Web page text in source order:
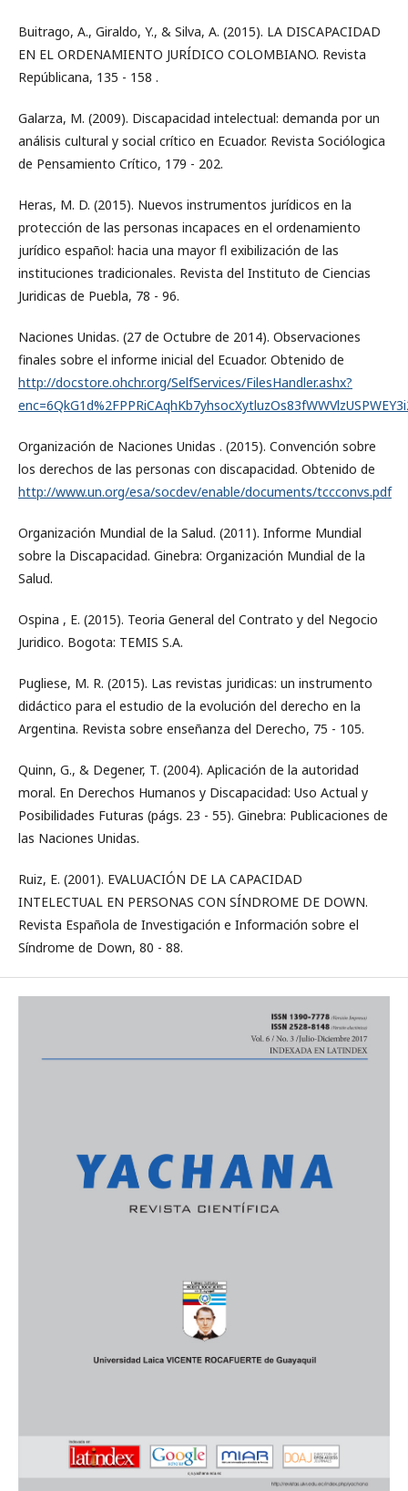
Buitrago, A., Giraldo, Y., & Silva, A. (2015). LA DISCAPACIDAD
EN EL ORDENAMIENTO JURÍDICO COLOMBIANO. Revista
Repúblicana, 135 - 158 .
Galarza, M. (2009). Discapacidad intelectual: demanda por un
análisis cultural y social crítico en Ecuador. Revista Sociólogica
de Pensamiento Crítico, 179 - 202.
Heras, M. D. (2015). Nuevos instrumentos jurídicos en la
protección de las personas incapaces en el ordenamiento
jurídico español: hacia una mayor fl exibilización de las
instituciones tradicionales. Revista del Instituto de Ciencias
Juridicas de Puebla, 78 - 96.
Naciones Unidas. (27 de Octubre de 2014). Observaciones
finales sobre el informe inicial del Ecuador. Obtenido de
http://docstore.ohchr.org/SelfServices/FilesHandler.ashx?
Organización de Naciones Unidas . (2015). Convención sobre
los derechos de las personas con discapacidad. Obtenido de
http://www.un.org/esa/socdev/enable/documents/tccconvs.pdf
Organización Mundial de la Salud. (2011). Informe Mundial
sobre la Discapacidad. Ginebra: Organización Mundial de la
Salud.
Ospina , E. (2015). Teoria General del Contrato y del Negocio
Juridico. Bogota: TEMIS S.A.
Pugliese, M. R. (2015). Las revistas juridicas: un instrumento
didáctico para el estudio de la evolución del derecho en la
Argentina. Revista sobre enseñanza del Derecho, 75 - 105.
Quinn, G., & Degener, T. (2004). Aplicación de la autoridad
moral. En Derechos Humanos y Discapacidad: Uso Actual y
Posibilidades Futuras (págs. 23 - 55). Ginebra: Publicaciones de
las Naciones Unidas.
Ruiz, E. (2001). EVALUACIÓN DE LA CAPACIDAD
INTELECTUAL EN PERSONAS CON SÍNDROME DE DOWN.
Revista Española de Investigación e Información sobre el
Síndrome de Down, 80 - 88.